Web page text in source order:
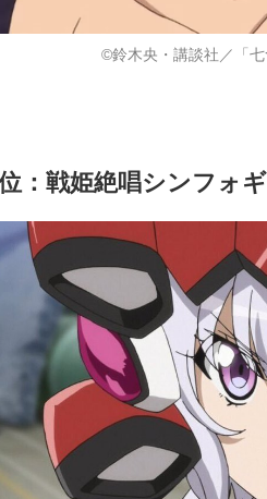
©鈴木央・講談社／「
：戦姫絶唱シンフォ